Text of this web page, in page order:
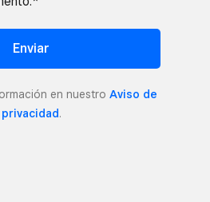
Enviar
en nuestro Aviso de
privacidad.